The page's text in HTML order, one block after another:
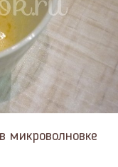
микроволновке